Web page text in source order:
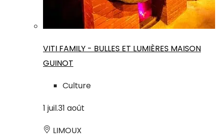
VITI FAMILY - BULLES ET LUMIÈRES MAISON
GUINOT
Culture
1 juil.31 août
LIMOUX